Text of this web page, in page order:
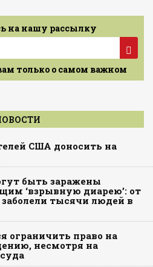
на нашу рассылку
только о самом важном
США доносить на
быть заражены
‘взрывную диарею’: от
тысячи людей в
ограничить право на
несмотря на